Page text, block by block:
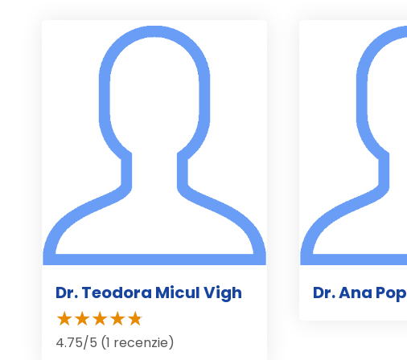
Dr. Teodora Micul Vigh
4.75/5 (1 recenzie)
Dr. Ana Pop